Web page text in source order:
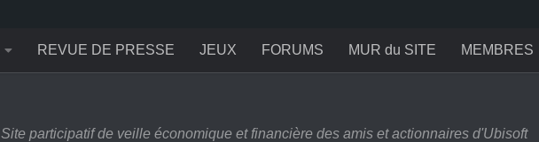
REVUE DE PRESSE JEUX FORUMS MUR du SITE MEMBRES
Site participatif de veille économique et financière des amis et actionnaires d'Ubisoft